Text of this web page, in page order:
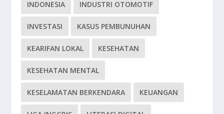
INDONESIA INDUSTRI OTOMOTIF
INVESTASI KASUS PEMBUNUHAN
KEARIFAN LOKAL KESEHATAN
KESEHATAN MENTAL
KESELAMATAN BERKENDARA KEUANGAN